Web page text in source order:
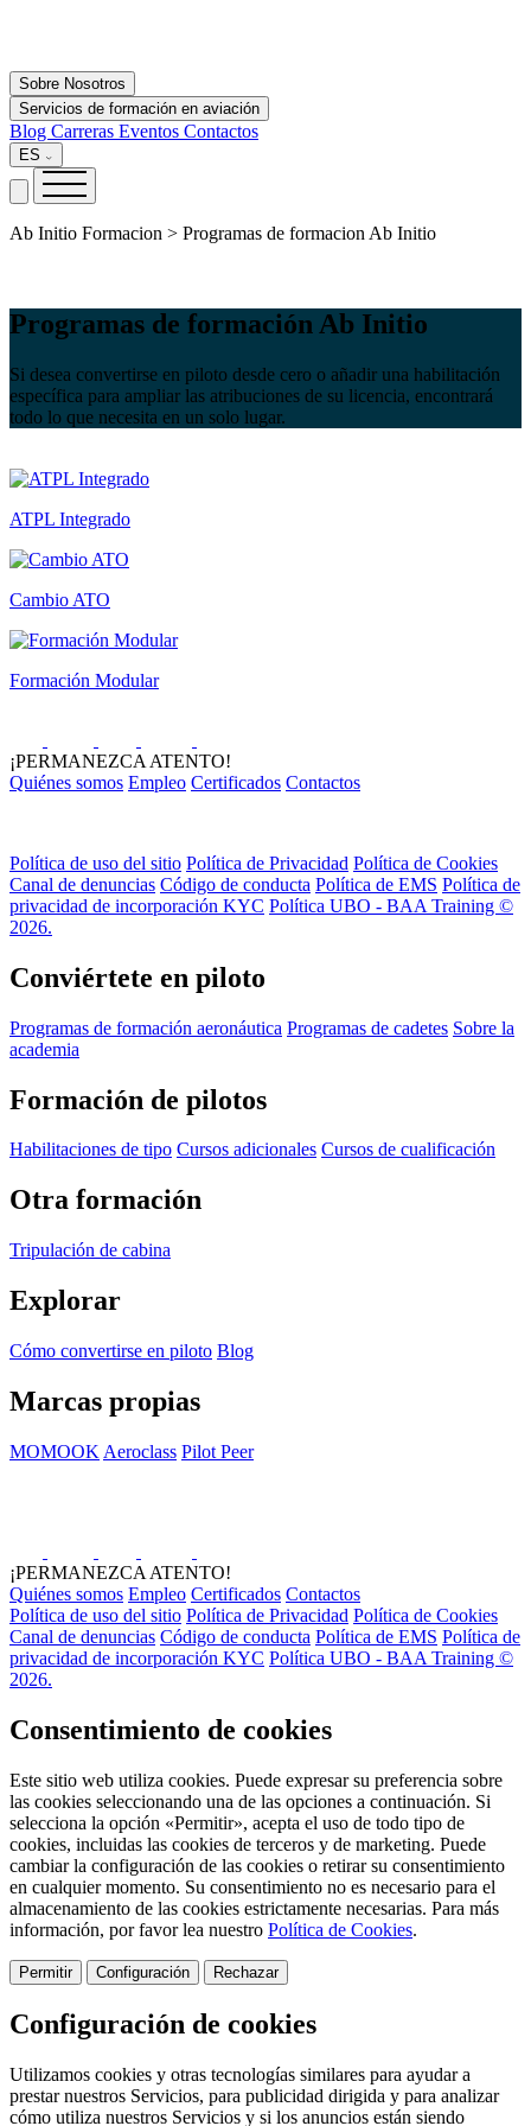
Sobre Nosotros
Servicios de formación en aviación
Blog Carreras Eventos Contactos
ES
Ab Initio Formacion > Programas de formacion Ab Initio
Programas de formación Ab Initio
Si desea convertirse en piloto desde cero o añadir una habilitación
específica para ampliar las atribuciones de su licencia, encontrará
todo lo que necesita en un solo lugar.
ATPL Integrado
Cambio ATO
Formación Modular
¡PERMANEZCA ATENTO!
Quiénes somos Empleo Certificados Contactos
Política de uso del sitio Política de Privacidad Política de Cookies
Canal de denuncias Código de conducta Política de EMS Política de
privacidad de incorporación KYC Política UBO - BAA Training ©
2026.
Conviértete en piloto
Programas de formación aeronáutica Programas de cadetes Sobre la
academia
Formación de pilotos
Habilitaciones de tipo Cursos adicionales Cursos de cualificación
Otra formación
Tripulación de cabina
Explorar
Cómo convertirse en piloto Blog
Marcas propias
MOMOOK Aeroclass Pilot Peer
¡PERMANEZCA ATENTO!
Quiénes somos Empleo Certificados Contactos
Política de uso del sitio Política de Privacidad Política de Cookies
Canal de denuncias Código de conducta Política de EMS Política de
privacidad de incorporación KYC Política UBO - BAA Training ©
2026.
Consentimiento de cookies
Este sitio web utiliza cookies. Puede expresar su preferencia sobre
las cookies seleccionando una de las opciones a continuación. Si
selecciona la opción «Permitir», acepta el uso de todo tipo de
cookies, incluidas las cookies de terceros y de marketing. Puede
cambiar la configuración de las cookies o retirar su consentimiento
en cualquier momento. Su consentimiento no es necesario para el
almacenamiento de las cookies estrictamente necesarias. Para más
información, por favor lea nuestro Política de Cookies.
Permitir Configuración Rechazar
Configuración de cookies
Utilizamos cookies y otras tecnologías similares para ayudar a
prestar nuestros Servicios, para publicidad dirigida y para analizar
cómo utiliza nuestros Servicios y si los anuncios están siendo